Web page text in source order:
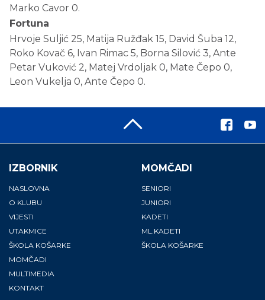
Marko Cavor 0.
Fortuna
Hrvoje Suljić 25, Matija Ružđak 15, David Šuba 12,
Roko Kovač 6, Ivan Rimac 5, Borna Silović 3, Ante
Petar Vuković 2, Matej Vrdoljak 0, Mate Čepo 0,
Leon Vukelja 0, Ante Čepo 0.
IZBORNIK
NASLOVNA
O KLUBU
VIJESTI
UTAKMICE
ŠKOLA KOŠARKE
MOMČADI
MULTIMEDIA
KONTAKT
MOMČADI
SENIORI
JUNIORI
KADETI
ML.KADETI
ŠKOLA KOŠARKE